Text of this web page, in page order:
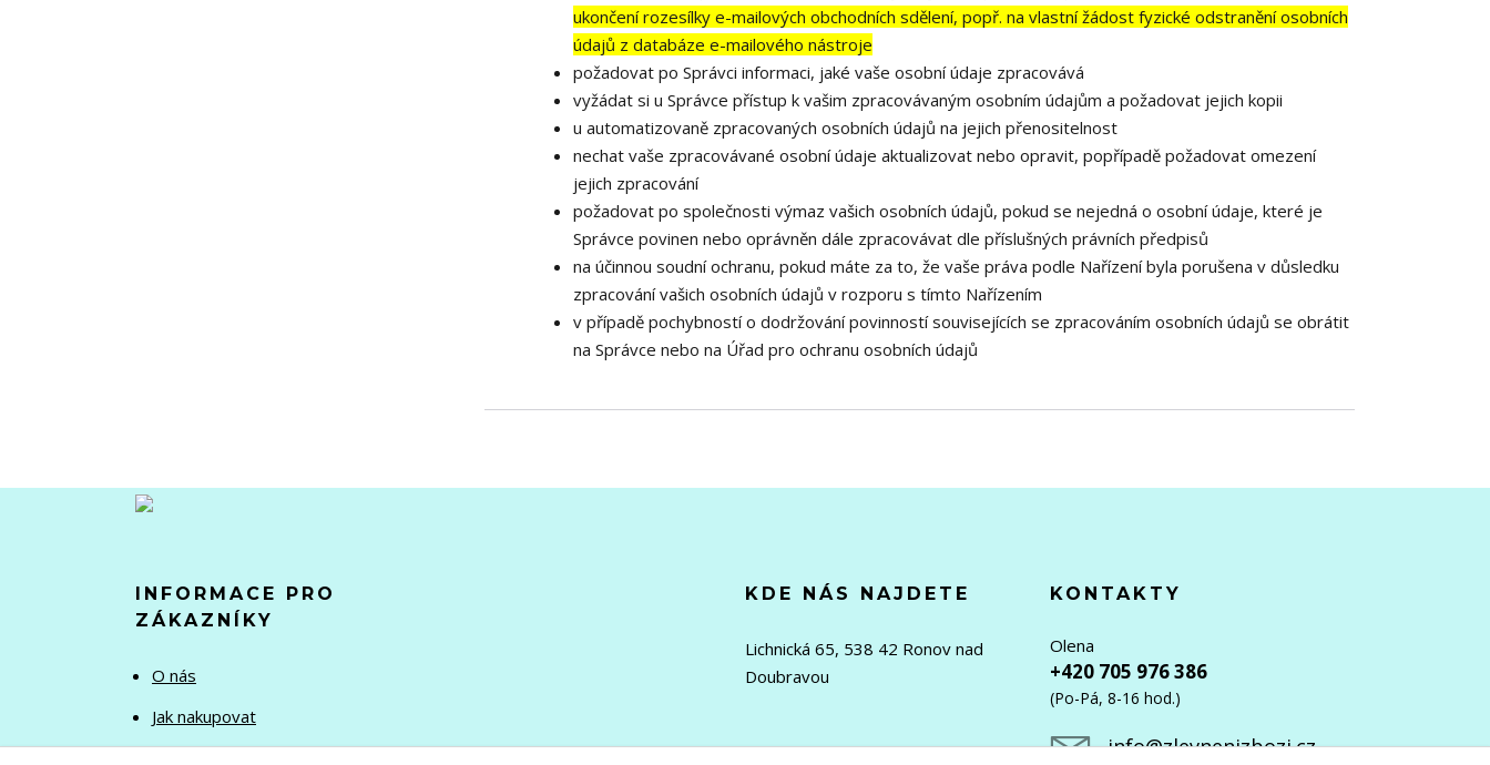
ukončení rozesílky e-mailových obchodních sdělení, popř. na vlastní žádost fyzické odstranění osobních
údajů z databáze e-mailového nástroje
požadovat po Správci informaci, jaké vaše osobní údaje zpracovává
vyžádat si u Správce přístup k vašim zpracovávaným osobním údajům a požadovat jejich kopii
u automatizovaně zpracovaných osobních údajů na jejich přenositelnost
nechat vaše zpracovávané osobní údaje aktualizovat nebo opravit, popřípadě požadovat omezení
jejich zpracování
požadovat po společnosti výmaz vašich osobních údajů, pokud se nejedná o osobní údaje, které je
Správce povinen nebo oprávněn dále zpracovávat dle příslušných právních předpisů
na účinnou soudní ochranu, pokud máte za to, že vaše práva podle Nařízení byla porušena v důsledku
zpracování vašich osobních údajů v rozporu s tímto Nařízením
v případě pochybností o dodržování povinností souvisejících se zpracováním osobních údajů se obrátit
na Správce nebo na Úřad pro ochranu osobních údajů
INFORMACE PRO
ZÁKAZNÍKY
O nás
Jak nakupovat
KDE NÁS NAJDETE
Lichnická 65, 538 42 Ronov nad
Doubravou
KONTAKTY
Olena
+420 705 976 386
(Po-Pá, 8-16 hod.)
info@zlevnenizbozi.cz